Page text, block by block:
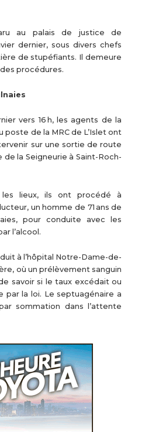
au palais de justice de
dernier, sous divers chefs
de stupéfiants. Il demeure
procédures.
vers 16 h, les agents de la
de la MRC de L’Islet ont
sur une sortie de route
de la Seigneurie à Saint-Roch-
lieux, ils ont procédé à
un homme de 71 ans de
pour conduite avec les
l’alcool.
à l’hôpital Notre-Dame-de-
où un prélèvement sanguin
savoir si le taux excédait ou
par la loi. Le septuagénaire a
sommation dans l’attente